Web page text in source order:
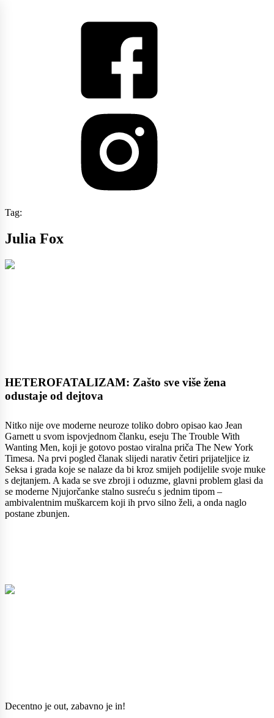
Tag:
Julia Fox
HETEROFATALIZAM: Zašto sve više žena
odustaje od dejtova
Nitko nije ove moderne neuroze toliko dobro opisao kao Jean
Garnett u svom ispovjednom članku, eseju The Trouble With
Wanting Men, koji je gotovo postao viralna priča The New York
Timesa. Na prvi pogled članak slijedi narativ četiri prijateljice iz
Seksa i grada koje se nalaze da bi kroz smijeh podijelile svoje muke
s dejtanjem. A kada se sve zbroji i oduzme, glavni problem glasi da
se moderne Njujorčanke stalno susreću s jednim tipom –
ambivalentnim muškarcem koji ih prvo silno želi, a onda naglo
postane zbunjen.
Decentno je out, zabavno je in!